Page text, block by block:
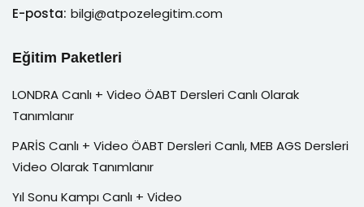
E-posta: bilgi@atpozelegitim.com
Eğitim Paketleri
LONDRA Canlı + Video ÖABT Dersleri Canlı Olarak
Tanımlanır
PARİS Canlı + Video ÖABT Dersleri Canlı, MEB AGS Dersleri
Video Olarak Tanımlanır
Yıl Sonu Kampı Canlı + Video